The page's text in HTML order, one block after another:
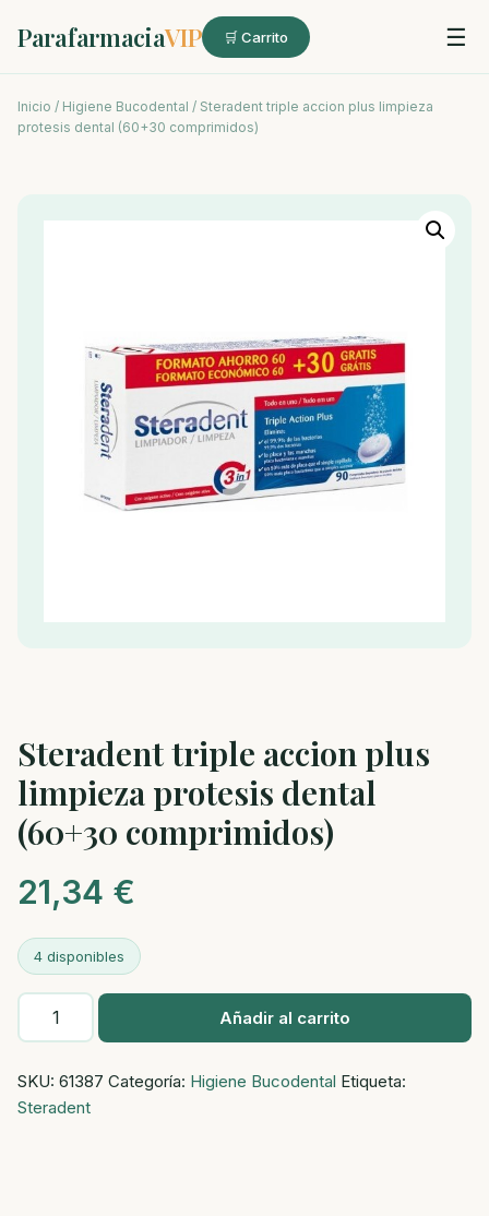
ParafarmaciaVIP 🛒 Carrito ☰
Inicio / Higiene Bucodental / Steradent triple accion plus limpieza
protesis dental (60+30 comprimidos)
Steradent triple accion plus
limpieza protesis dental
(60+30 comprimidos)
21,34 €
4 disponibles
Steradent
plus
limpieza
Añadir al carrito
SKU: 61387 Categoría: Higiene Bucodental Etiqueta:
Steradent